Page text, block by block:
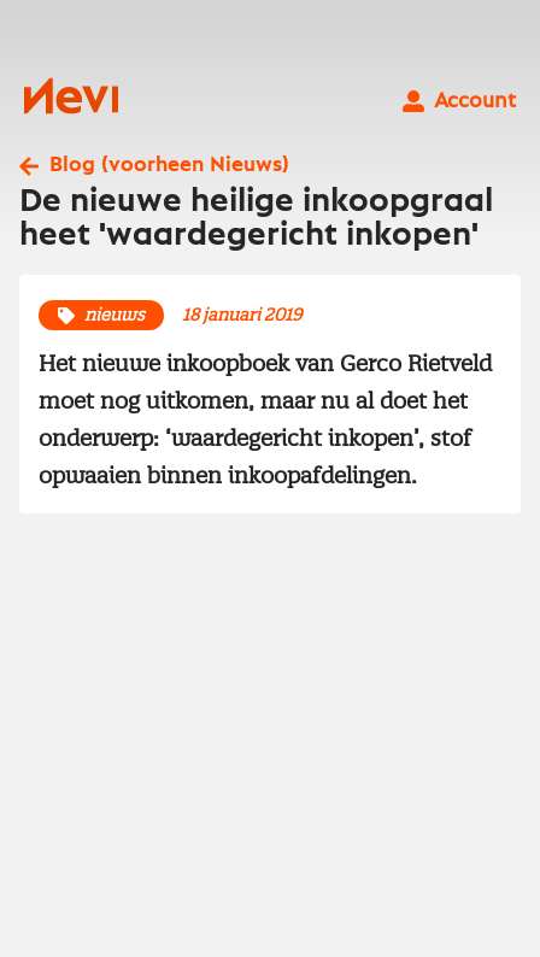
Nevi
Account
Blog (voorheen Nieuws)
De nieuwe heilige inkoopgraal
heet 'waardegericht inkopen'
nieuws 18 januari 2019
Het nieuwe inkoopboek van Gerco Rietveld
moet nog uitkomen, maar nu al doet het
onderwerp: ‘waardegericht inkopen’, stof
opwaaien binnen inkoopafdelingen.